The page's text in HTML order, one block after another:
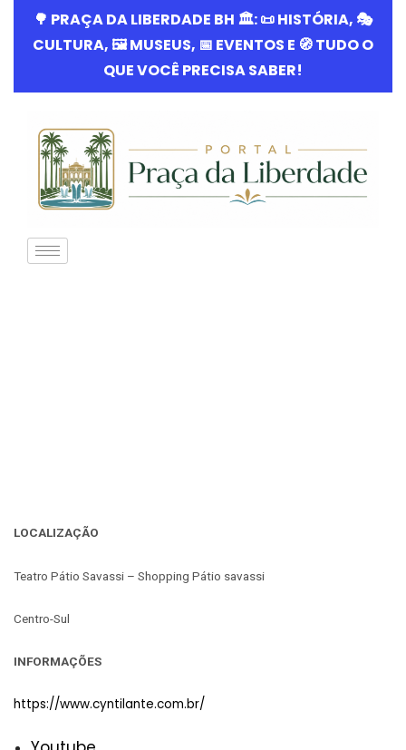
LOCALIZAÇÃO
Teatro Pátio Savassi – Shopping Pátio savassi
Centro-Sul
INFORMAÇÕES
https://www.cyntilante.com.br/